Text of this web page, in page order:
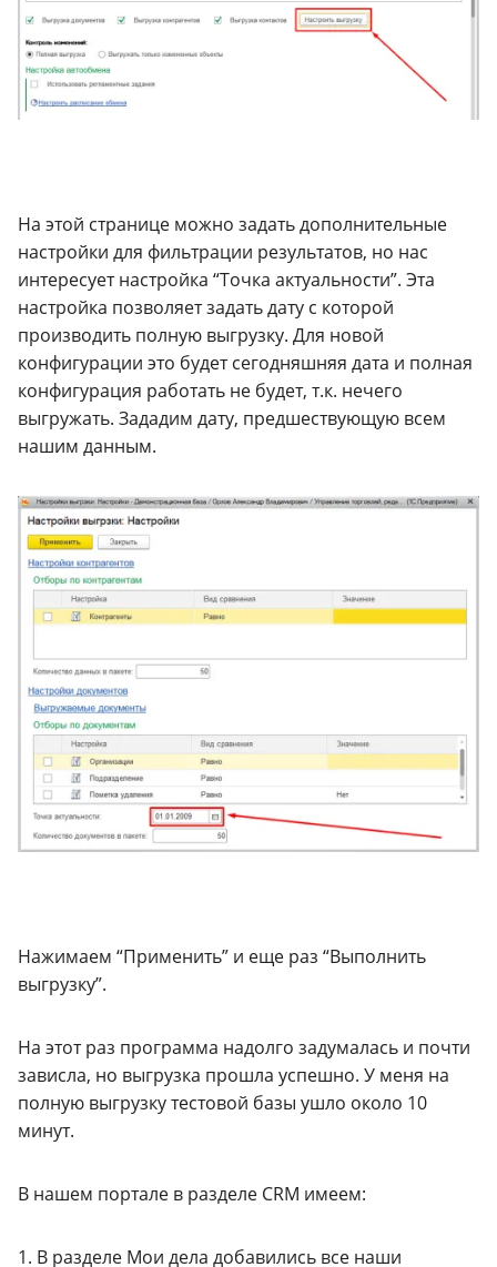
На этой странице можно задать дополнительные
настройки для фильтрации результатов, но нас
интересует настройка “Точка актуальности”. Эта
настройка позволяет задать дату с которой
производить полную выгрузку. Для новой
конфигурации это будет сегодняшняя дата и полная
конфигурация работать не будет, т.к. нечего
выгружать. Зададим дату, предшествующую всем
нашим данным.
Нажимаем “Применить” и еще раз “Выполнить
выгрузку”.
На этот раз программа надолго задумалась и почти
зависла, но выгрузка прошла успешно. У меня на
полную выгрузку тестовой базы ушло около 10
минут.
В нашем портале в разделе CRM имеем:
1. В разделе Мои дела добавились все наши